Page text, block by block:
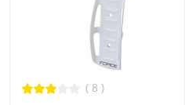
(8 )